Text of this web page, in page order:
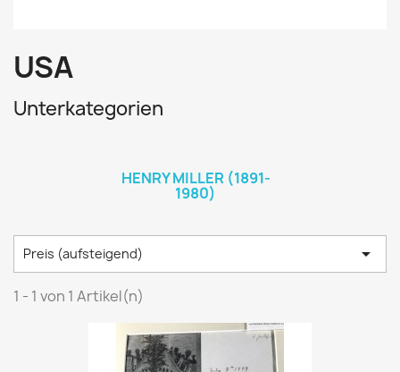
USA
Unterkategorien
HENRY MILLER (1891-
1980)
Preis (aufsteigend) 
1 - 1 von 1 Artikel(n)